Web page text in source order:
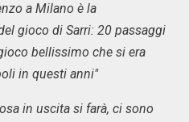
a Milano è la
gioco di Sarri: 20 passaggi
bellissimo che si era
in questi anni"
in uscita si farà, ci sono